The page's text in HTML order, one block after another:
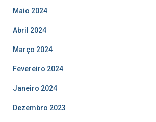
Maio 2024
Abril 2024
Março 2024
Fevereiro 2024
Janeiro 2024
Dezembro 2023